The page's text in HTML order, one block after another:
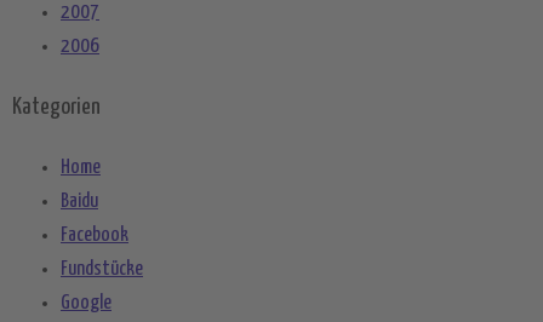
2007
2006
Kategorien
Home
Baidu
Facebook
Fundstücke
Google